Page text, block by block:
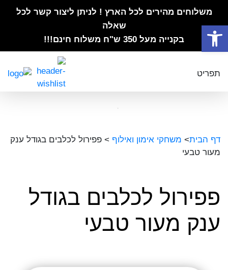
פתח סרגל נגישות
משלוחים מהירים לכל הארץ ! לניתן ליצור קשר לכל
שאלה
בקנייה מעל 350 ש"ח משלוח חינם!!!
תפריט
דף הבית> משחקי אימון ואילוף > פפירול לכלבים בגודל ענק
מעור טבעי
פפירול לכלבים בגודל
ענק מעור טבעי